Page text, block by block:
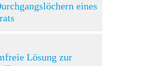
eines
Lösung zur